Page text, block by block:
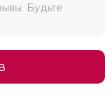
Будьте